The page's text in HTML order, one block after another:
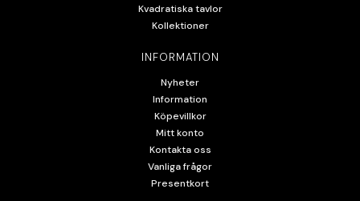
Kvadratiska tavlor
Kollektioner
INFORMATION
Nyheter
Information
Köpevillkor
Mitt konto
Kontakta oss
Vanliga frågor
Presentkort